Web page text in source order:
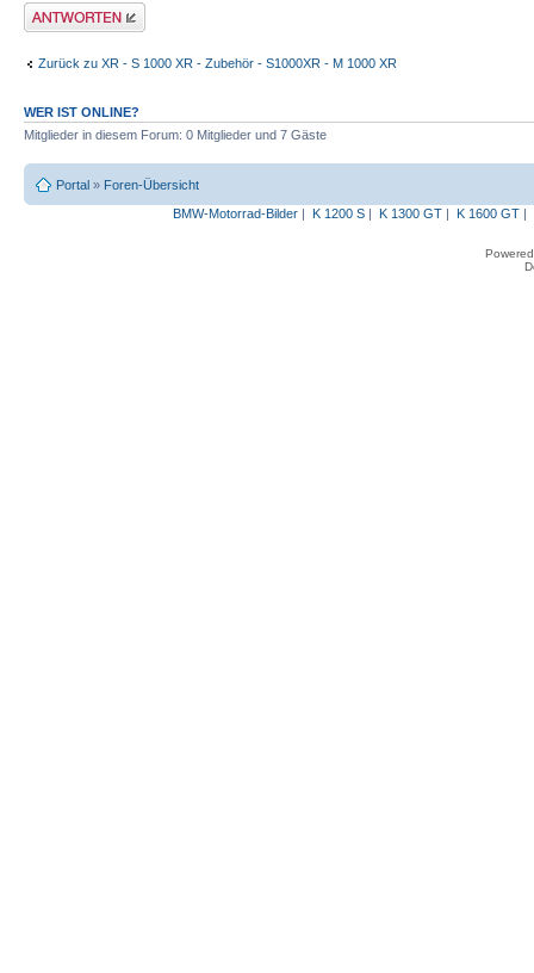
Antwort erstellen
Zurück zu XR - S 1000 XR - Zubehör - S1000XR - M 1000 XR
WER IST ONLINE?
Mitglieder in diesem Forum: 0 Mitglieder und 7 Gäste
Portal » Foren-Übersicht
BMW-Motorrad-Bilder| K 1200 S| K 1300 GT| K 1600 GT|